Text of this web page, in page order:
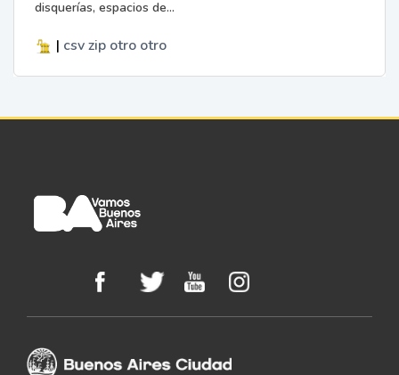
disquerías, espacios de...
| csv zip otro otro